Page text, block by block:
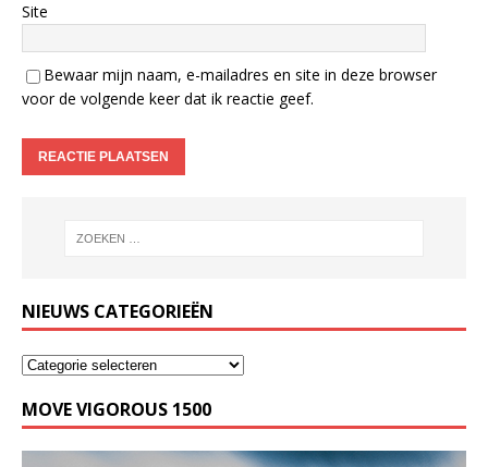
Site
Bewaar mijn naam, e-mailadres en site in deze browser
voor de volgende keer dat ik reactie geef.
NIEUWS CATEGORIEËN
MOVE VIGOROUS 1500